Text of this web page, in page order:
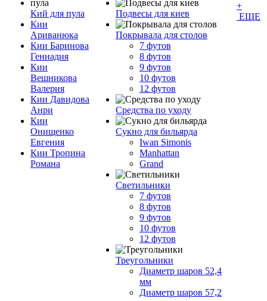
Кий для пула
Кии
Ариванюка
Кии Баринова
Геннадия
Кии
Вешникова
Валерия
Кии Давидова
Анри
Кии
Онищенко
Евгения
Кии Тропина
Романа
Подвесы для киев
Покрывала для столов
7 футов
8 футов
9 футов
10 футов
12 футов
Средства по уходу
Сукно для бильярда
Iwan Simonis
Manhattan
Grand
Светильники
7 футов
8 футов
9 футов
10 футов
12 футов
Треугольники
Диаметр шаров 52,4
мм
Диаметр шаров 57,2
+
ЕЩЕ